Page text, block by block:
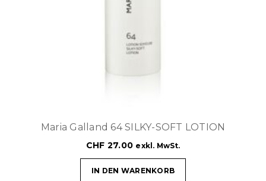
Maria Galland 64 SILKY-SOFT LOTION
CHF 27.00 exkl. MwSt.
IN DEN WARENKORB